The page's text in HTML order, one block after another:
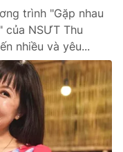
trình "Gặp nhau
của NSƯT Thu
nhiều và yêu...